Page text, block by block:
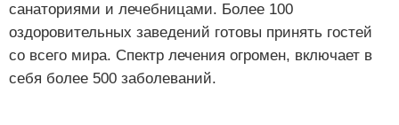
санаториями и лечебницами. Более 100
оздоровительных заведений готовы принять гостей
со всего мира. Спектр лечения огромен, включает в
себя более 500 заболеваний.